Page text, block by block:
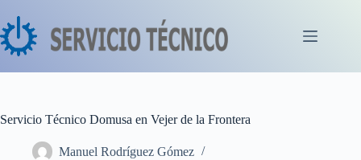
al
contenido
Servicio Técnico Domusa en Vejer de la Frontera
Manuel Rodríguez Gómez